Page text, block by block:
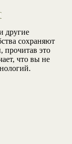
другие
сохраняют
прочитав это
что вы не